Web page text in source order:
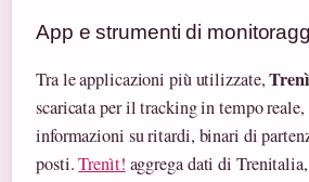
App e strumenti di
Tra le applicazioni più utilizzate,
scaricata per il tracking in tempo
informazioni su ritardi, binari di
posti.Trenìt! aggrega dati di